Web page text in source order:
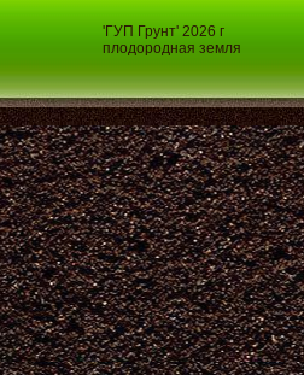
'ГУП Грунт' 2026 г
плодородная земля